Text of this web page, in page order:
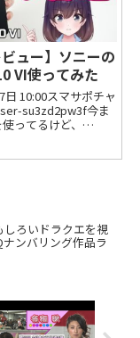
ビュー】ソニーの
VI使ってみた
日 10:00スマサポチャ
su3zd2pw3f今ま
ってるけど、
しろいドラクエを視
ンバリング作品ラ